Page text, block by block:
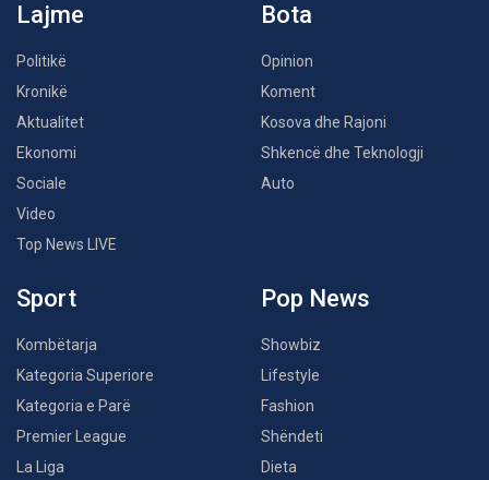
Lajme
Politikë
Kronikë
Aktualitet
Ekonomi
Sociale
Video
Top News LIVE
Bota
Opinion
Koment
Kosova dhe Rajoni
Shkencë dhe Teknologji
Auto
Sport
Kombëtarja
Kategoria Superiore
Kategoria e Parë
Premier League
La Liga
Pop News
Showbiz
Lifestyle
Fashion
Shëndeti
Dieta